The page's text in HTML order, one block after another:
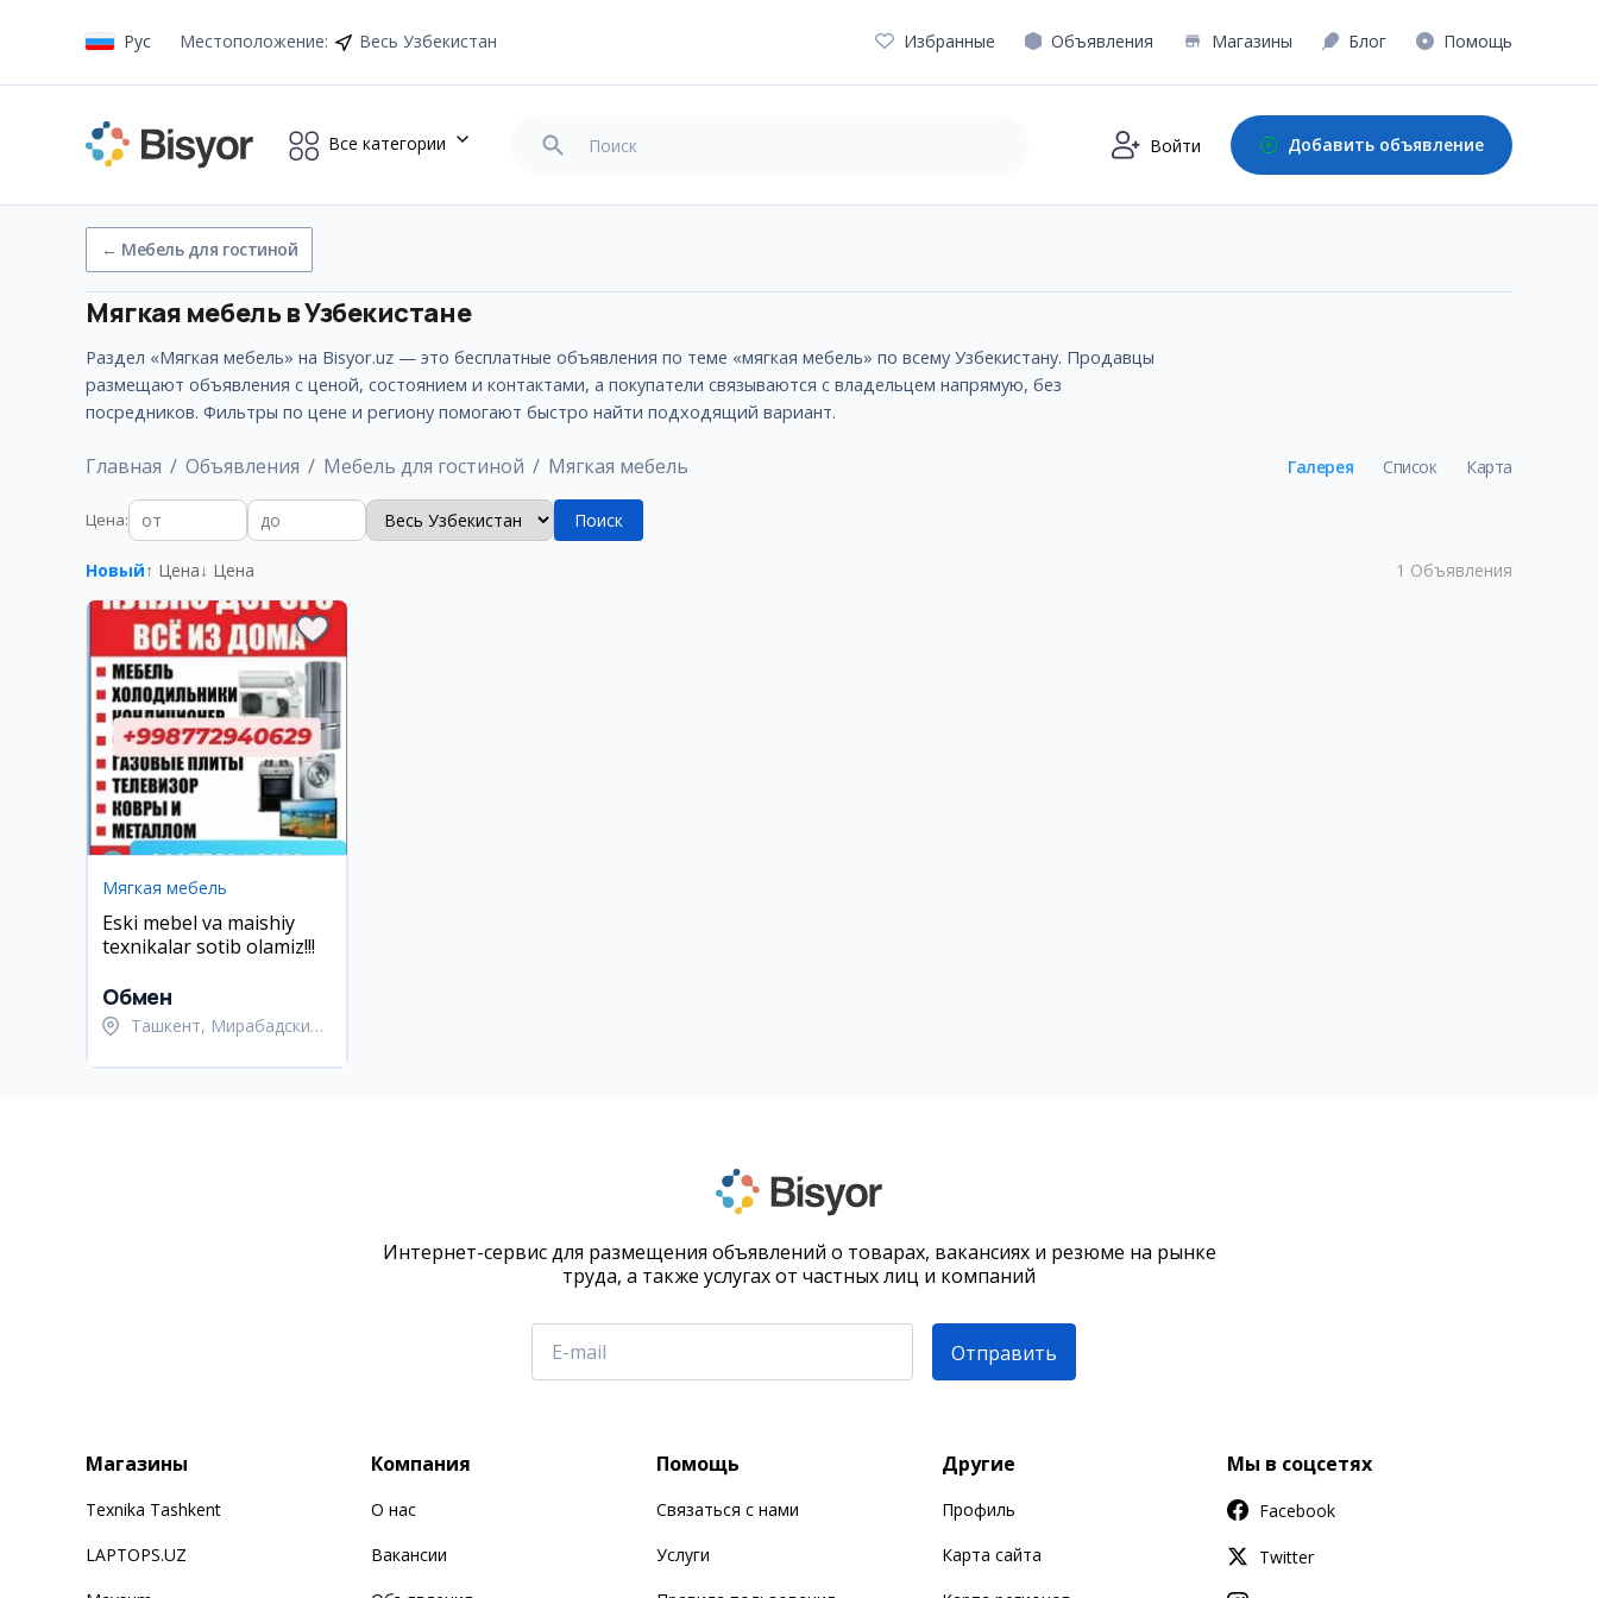
Рус Местоположение: Весь Узбекистан Избранные Объявления Магазины Блог Помощь
Все категории Войти Добавить объявление
← Мебель для гостиной
Мягкая мебельв Узбекистане
Раздел «Мягкая мебель» на Bisyor.uz — это бесплатные объявления по теме «мягкая мебель» по всему Узбекистану. Продавцы
размещают объявления с ценой, состоянием и контактами, а покупатели связываются с владельцем напрямую, без
посредников. Фильтры по цене и региону помогают быстро найти подходящий вариант.
Главная Объявления Мебель для гостиной Мягкая мебель Галерея Список Карта
Цена: Поиск
Новый↑ Цена↓ Цена 1 Объявления
Мягкая мебель
Eski mebel va maishiy
texnikalar sotib olamiz!!!
Обмен
Ташкент, Мирабадский
Интернет-сервис для размещения объявлений о товарах, вакансиях и резюме на рынке
труда, а также услугах от частных лиц и компаний
Отправить
Магазины
Texnika Tashkent
LAPTOPS.UZ
Компания
О нас
Вакансии
Помощь
Связаться с нами
Услуги
Другие
Профиль
Карта сайта
Мы в соцсетях
Facebook
Twitter